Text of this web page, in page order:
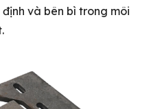
và bên bì trong môi